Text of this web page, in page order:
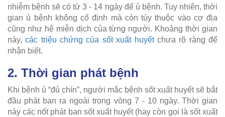
nhiễm bệnh sẽ có từ 3 - 14 ngày để ủ bệnh. Tuy nhiên, thời
gian ủ bệnh không cố định mà còn tùy thuộc vào cơ địa
cũng như hệ miễn dịch của từng người. Khoảng thời gian
này,các triệu chứng của sốt xuất huyếtchưa rõ ràng để
nhận biết.
2. Thời gian phát bệnh
Khi bệnh ủ “đủ chín”, người mắc bệnh sốt xuất huyết sẽ bắt
đầu phát ban ra ngoài trong vòng 7 - 10 ngày. Thời gian
này các nốt phát ban sốt xuất huyết (hay còn gọi là sốt xuất